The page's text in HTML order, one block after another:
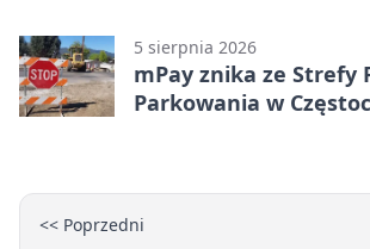
5 sierpnia 2026
mPay znika ze Strefy
Parkowania w
<< Poprzedni